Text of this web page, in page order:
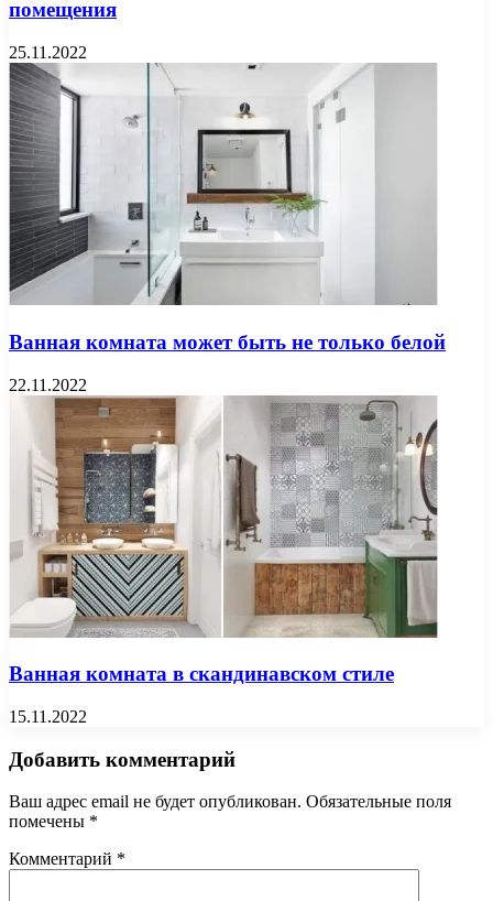
помещения
25.11.2022
Ванная комната может быть не только белой
22.11.2022
Ванная комната в скандинавском стиле
15.11.2022
Добавить комментарий
Ваш адрес email не будет опубликован. Обязательные поля
помечены *
Комментарий *